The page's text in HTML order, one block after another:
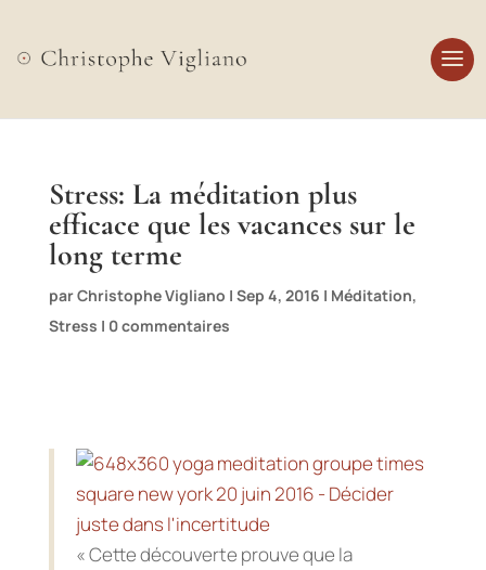
Stress: La méditation plus
efficace que les vacances sur le
long terme
parChristophe Vigliano | Sep 4, 2016 | Méditation,
Stress | 0 commentaires
« Cette découverte prouve que la